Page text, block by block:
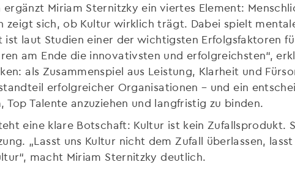
Miriam Sternitzky ein viertes Element:
zeigt sich, ob Kultur wirklich trägt. Dabei spielt
ist laut Studien einer der wichtigsten Erfolgsfaktoren
am Ende die innovativsten und erfolgreichsten“,
als Zusammenspiel aus Leistung, Klarheit und
erfolgreicher Organisationen – und ein
Talente anzuziehen und langfristig zu binden.
eine klare Botschaft: Kultur ist kein Zufallsprodukt.
„Lasst uns Kultur nicht dem Zufall überlassen,
macht Miriam Sternitzky deutlich.